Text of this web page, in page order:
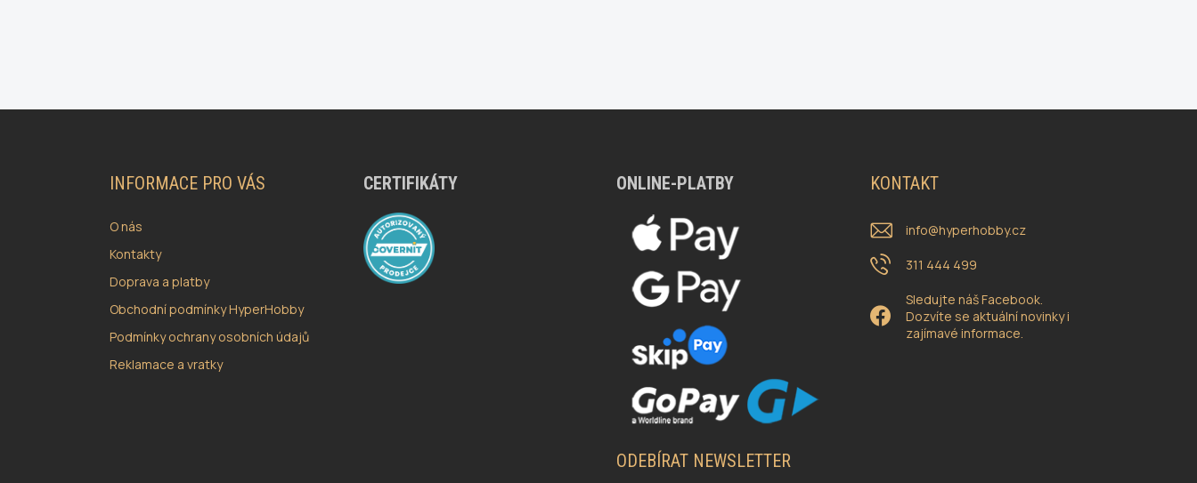
INFORMACE PRO VÁS
O nás
Kontakty
Doprava a platby
Obchodní podmínky HyperHobby
Podmínky ochrany osobních údajů
Reklamace a vratky
CERTIFIKÁTY ONLINE-PLATBY KONTAKT
info@hyperhobby.cz
311 444 499
Sledujte náš Facebook.
Dozvíte se aktuální novinky i
zajímavé informace.
ODEBÍRAT NEWSLETTER